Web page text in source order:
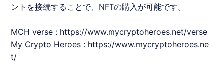
ントを接続することで、NFTの購入が可能です。
MCH verse : https://www.mycryptoheroes.net/verse
My Crypto Heroes : https://www.mycryptoheroes.ne
t/